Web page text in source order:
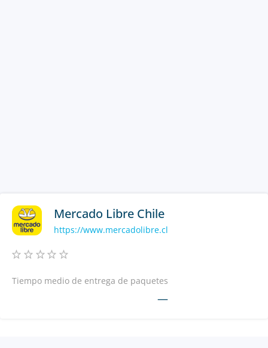
Mercado Libre Chile
https://www.mercadolibre.cl
Tiempo medio de entrega de paquetes
—